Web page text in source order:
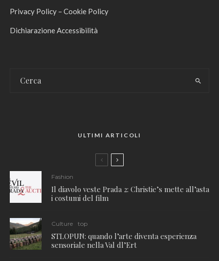
Privacy Policy – Cookie Policy
Dichiarazione Accessibilità
ULTIMI ARTICOLI
Fashion
Il diavolo veste Prada 2: Christie’s mette all’asta
i costumi del film
Culture top
STLOPUN: quando l’arte diventa esperienza
sensoriale nella Val dl’Ert